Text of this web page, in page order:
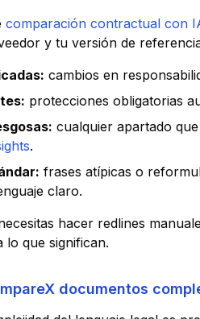
comparación contractual con
y tu versión de
cambios en
protecciones obligatorias
cualquier apartado
.
frases atípicas o
claro.
hacer redlines
lo que significan.
documentos